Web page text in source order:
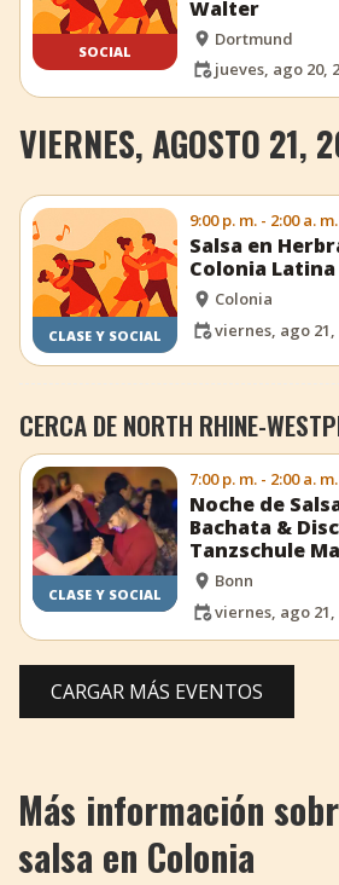
SOCIAL
Walter
Dortmund
jueves, ago 20,
VIERNES, AGOSTO 21,
CLASE Y SOCIAL
9:00 p. m. - 2:00 a. m.
Salsa en
Colonia Latina
Colonia
viernes, ago 21,
CERCA DE NORTH RHINE-
CLASE Y SOCIAL
7:00 p. m. - 2:00 a. m.
Noche de
Bachata &
Tanzschule
Bonn
viernes, ago 21,
CARGAR MÁS EVENTOS
Más información
salsa en Colonia